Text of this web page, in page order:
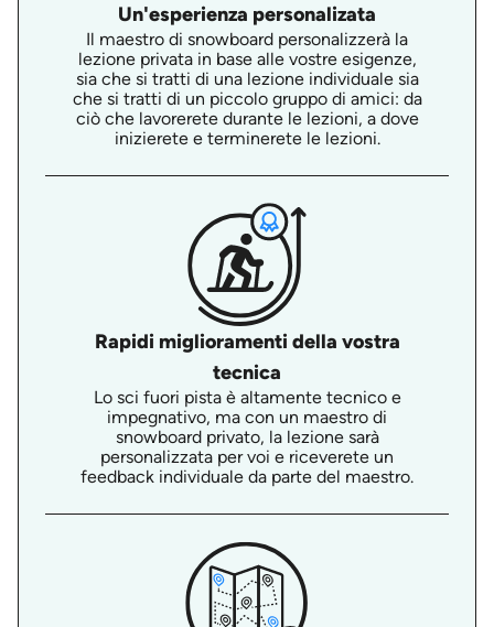
Un'esperienza personalizata
Il maestro di snowboard personalizzerà la
lezione privata in base alle vostre esigenze,
sia che si tratti di una lezione individuale sia
che si tratti di un piccolo gruppo di amici: da
ciò che lavorerete durante le lezioni, a dove
inizierete e terminerete le lezioni.
Rapidi miglioramenti della vostra
tecnica
Lo sci fuori pista è altamente tecnico e
impegnativo, ma con un maestro di
snowboard privato, la lezione sarà
personalizzata per voi e riceverete un
feedback individuale da parte del maestro.